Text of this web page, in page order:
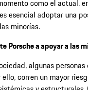
como el actual,
esencial adoptar una
minorías.
Porsche a apoyar a las
algunas
corren un mayor